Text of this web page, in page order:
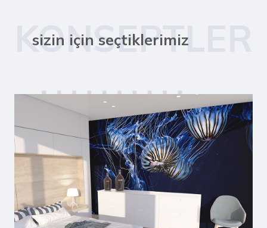
KONSEPTLER
sizin için seçtiklerimiz